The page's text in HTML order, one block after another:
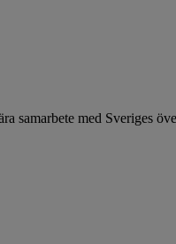
samarbete med Sveriges